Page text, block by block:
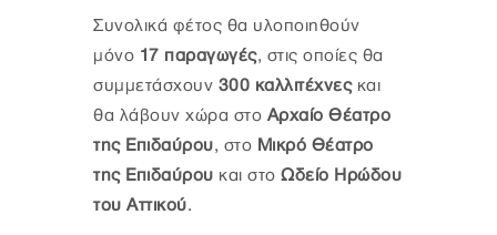
Συνολικά φέτος θα υλοποιηθούν
μόνο 17 παραγωγές, στις οποίες θα
συμμετάσχουν 300 καλλιτέχνες και
θα λάβουν χώρα στο Αρχαίο Θέατρο
της Επιδαύρου, στο Μικρό Θέατρο
της Επιδαύρου και στο Ωδείο Ηρώδου
του Αττικού.